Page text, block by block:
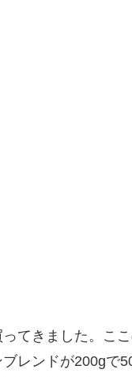
てきました。こ
レンドが200gで